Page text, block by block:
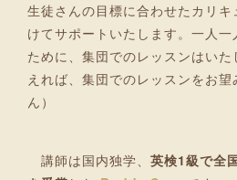
生徒さんの目標に合わせたカリキ
けてサポートいたします。一人一
ために、集団でのレッスンはい
えれば、集団でのレッスンをお
ん）
講師は国内独学、 英検1級で全